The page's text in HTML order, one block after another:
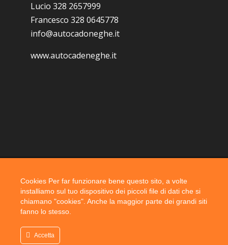
Lucio 328 2657999
Francesco 328 0645778
info@autocadoneghe.it
www.autocadeneghe.it
Coyright 2019 @ autocadoneghe s.a.s.
Cookies Per far funzionare bene questo sito, a volte
installiamo sul tuo dispositivo dei piccoli file di dati che si
chiamano "cookies". Anche la maggior parte dei grandi siti
fanno lo stesso.
Accetta